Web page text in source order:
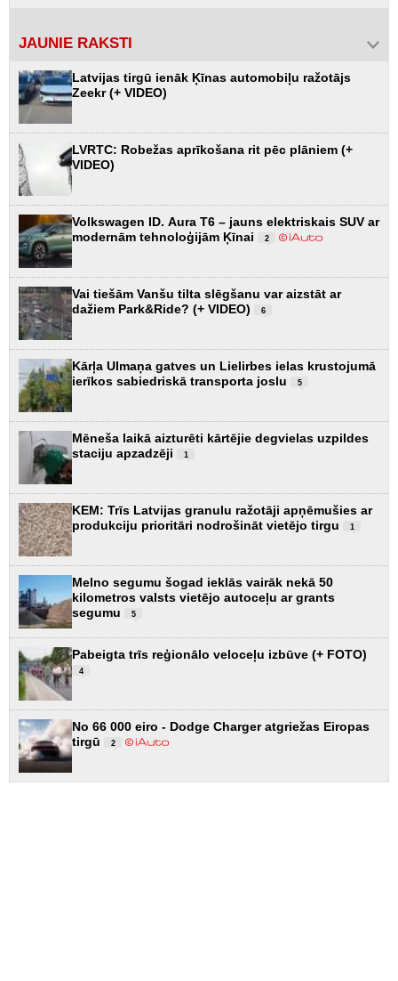
JAUNIE RAKSTI
Latvijas tirgū ienāk Ķīnas automobiļu ražotājs
Zeekr (+ VIDEO)
LVRTC: Robežas aprīkošana rit pēc plāniem (+
VIDEO)
Volkswagen ID. Aura T6 – jauns elektriskais SUV ar
modernām tehnoloģijām Ķīnai
2
Vai tiešām Vanšu tilta slēgšanu var aizstāt ar
dažiem Park&Ride? (+ VIDEO)
6
Kārļa Ulmaņa gatves un Lielirbes ielas krustojumā
ierīkos sabiedriskā transporta joslu
5
Mēneša laikā aizturēti kārtējie degvielas uzpildes
staciju apzadzēji
1
KEM: Trīs Latvijas granulu ražotāji apņēmušies ar
produkciju prioritāri nodrošināt vietējo tirgu
1
Melno segumu šogad ieklās vairāk nekā 50
kilometros valsts vietējo autoceļu ar grants
segumu
5
Pabeigta trīs reģionālo veloceļu izbūve (+ FOTO)
4
No 66 000 eiro - Dodge Charger atgriežas Eiropas
tirgū
2